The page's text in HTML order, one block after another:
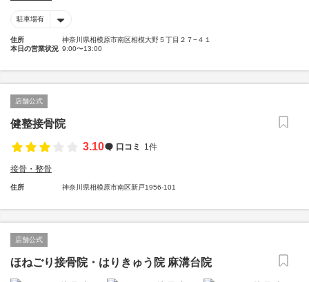
駐車場有
住所
神奈川県相模原市南区相模大野５丁目２７−４１
本日の営業状況 9:00〜13:00
店舗公式
健整接骨院
3.10
口コミ 1件
接骨・整骨
住所 神奈川県相模原市南区新戸1956-101
店舗公式
ほねごり接骨院・はりきゅう院 麻溝台院